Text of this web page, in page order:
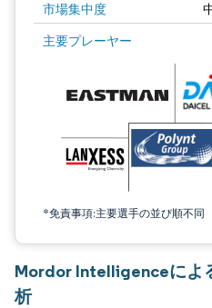
市場集中度
主要プレーヤー
*免責事項:主要選手の並び順不同
画像 © Mordor Intelligence。再利
Mordor Intelligenceによ
析